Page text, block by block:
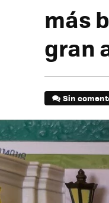
más
gran
Sin